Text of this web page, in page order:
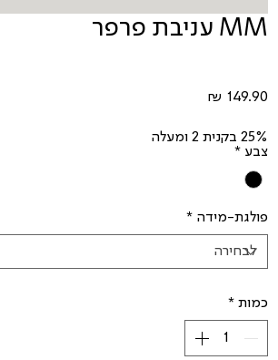
MM עניבת פרפר
25% בקנית 2 ומעלה
צבע *
פולגת-מידה *
כמות *